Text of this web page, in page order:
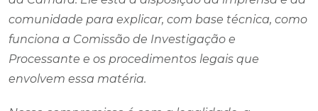
comunidade para explicar, com base técnica, como
funciona a Comissão de Investigação e
Processante e os procedimentos legais que
envolvem essa matéria.